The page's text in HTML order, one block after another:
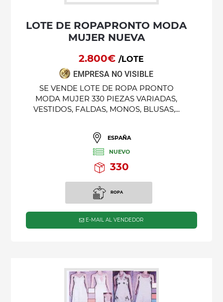
LOTE DE ROPAPRONTO MODA
MUJER NUEVA
2.800€/LOTE
EMPRESA NO VISIBLE
SE VENDE LOTE DE ROPA PRONTO
MODA MUJER 330 PIEZAS VARIADAS,
VESTIDOS, FALDAS, MONOS, BLUSAS,...
ESPAÑA
NUEVO
330
ROPA
E-MAIL AL VENDEDOR